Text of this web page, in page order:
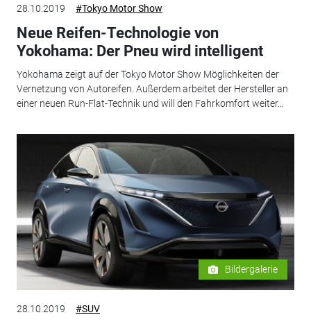
28.10.2019 #Tokyo Motor Show
Neue Reifen-Technologie von
Yokohama: Der Pneu wird intelligent
Yokohama zeigt auf der Tokyo Motor Show Möglichkeiten der
Vernetzung von Autoreifen. Außerdem arbeitet der Hersteller an
einer neuen Run-Flat-Technik und will den Fahrkomfort weiter...
Bildergalerie
28.10.2019 #SUV